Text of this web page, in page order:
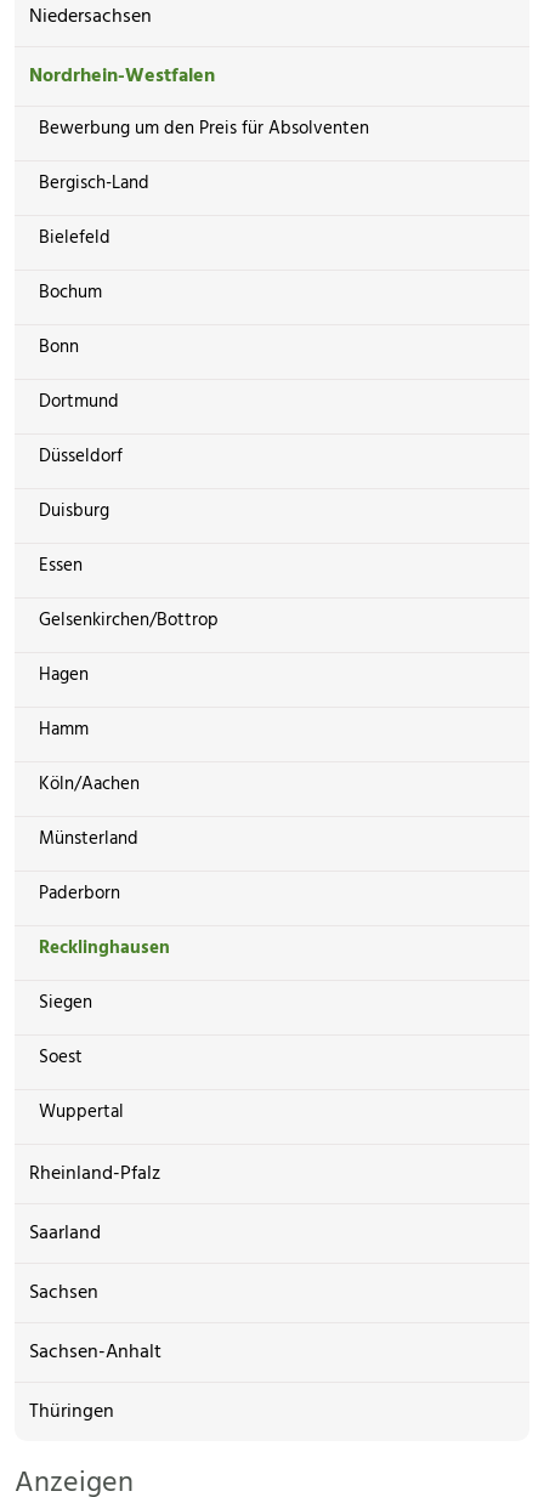
Niedersachsen
Nordrhein-Westfalen
Bewerbung um den Preis für Absolventen
Bergisch-Land
Bielefeld
Bochum
Bonn
Dortmund
Düsseldorf
Duisburg
Essen
Gelsenkirchen/Bottrop
Hagen
Hamm
Köln/Aachen
Münsterland
Paderborn
Recklinghausen
Siegen
Soest
Wuppertal
Rheinland-Pfalz
Saarland
Sachsen
Sachsen-Anhalt
Thüringen
Anzeigen